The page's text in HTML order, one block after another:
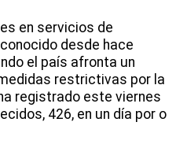
en servicios de
desde hace
el país afronta un
restrictivas por la
registrado este viernes
426, en un día por o